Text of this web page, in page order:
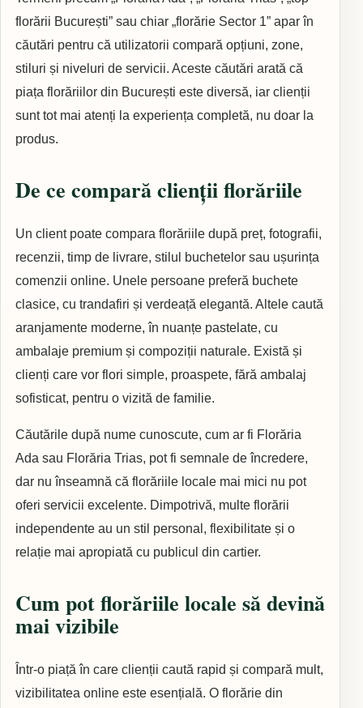
florării București” sau chiar „florărie Sector 1” apar în
căutări pentru că utilizatorii compară opțiuni, zone,
stiluri și niveluri de servicii. Aceste căutări arată că
piața florăriilor din București este diversă, iar clienții
sunt tot mai atenți la experiența completă, nu doar la
produs.
De ce compară clienții florăriile
Un client poate compara florăriile după preț, fotografii,
recenzii, timp de livrare, stilul buchetelor sau ușurința
comenzii online. Unele persoane preferă buchete
clasice, cu trandafiri și verdeață elegantă. Altele caută
aranjamente moderne, în nuanțe pastelate, cu
ambalaje premium și compoziții naturale. Există și
clienți care vor flori simple, proaspete, fără ambalaj
sofisticat, pentru o vizită de familie.
Căutările după nume cunoscute, cum ar fi Florăria
Ada sau Florăria Trias, pot fi semnale de încredere,
dar nu înseamnă că florăriile locale mai mici nu pot
oferi servicii excelente. Dimpotrivă, multe florării
independente au un stil personal, flexibilitate și o
relație mai apropiată cu publicul din cartier.
Cum pot florăriile locale să devină
mai vizibile
Într-o piață în care clienții caută rapid și compară mult,
vizibilitatea online este esențială. O florărie din